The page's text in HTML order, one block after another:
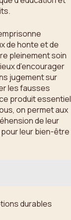
de honte et de
pleinement soin
d’encourager
jugement sur
les fausses
produit essentiel
on permet aux
de leur
leur bien-être
durables